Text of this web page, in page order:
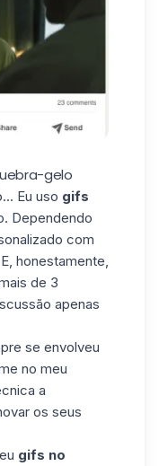
gelo
Eu uso gifs
. Dependendo
com
honestamente,
de 3
apenas
se envolveu
no meu
a
os seus
gifs no